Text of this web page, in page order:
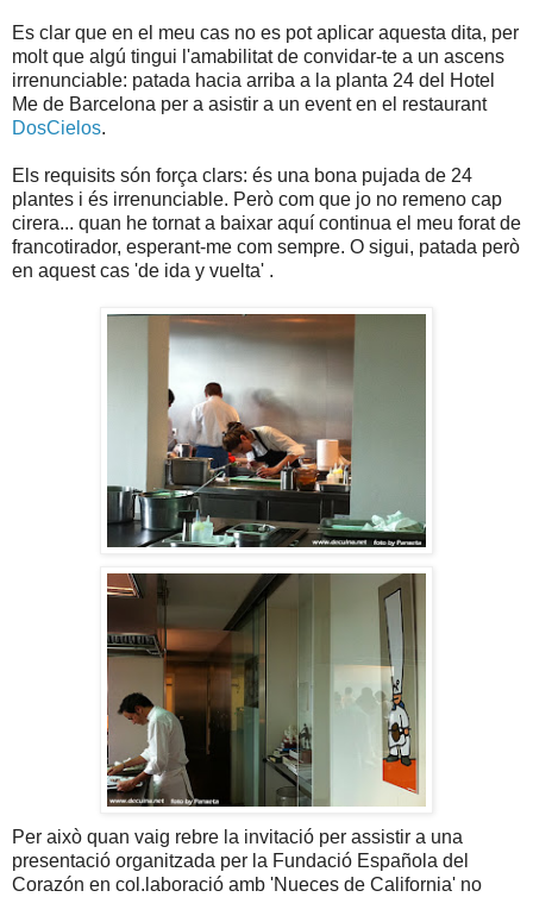
Es clar que en el meu cas no es pot aplicar aquesta dita, per
molt que algú tingui l'amabilitat de convidar-te a un ascens
irrenunciable: patada hacia arriba a la planta 24 del Hotel
Me de Barcelona per a asistir a un event en el restaurant
DosCielos.
Els requisits són força clars: és una bona pujada de 24
plantes i és irrenunciable. Però com que jo no remeno cap
cirera... quan he tornat a baixar aquí continua el meu forat de
francotirador, esperant-me com sempre. O sigui, patada però
en aquest cas 'de ida y vuelta' .
Per això quan vaig rebre la invitació per assistir a una
presentació organitzada per la Fundació Española del
Corazón en col.laboració amb 'Nueces de California' no